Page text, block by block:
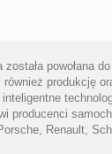
powołana
produkcję
producenci
Renault,